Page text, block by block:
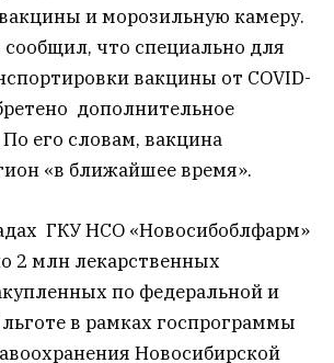
и морозильную камеру.
что специально для
вакцины от COVID-
дополнительное
его словам, вакцина
«в ближайшее время».
ГКУ НСО «Новосибоблфарм»
2 млн лекарственных
по федеральной и
в рамках госпрограммы
Новосибирской